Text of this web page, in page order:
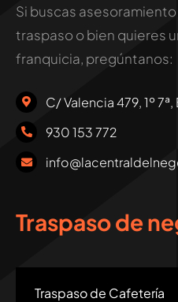
Si buscas
traspaso o bien quieres
franquicia, pregúntanos:
C/ Valencia 479, 1º
930 153 772
Traspaso de
Traspaso de Cafetería